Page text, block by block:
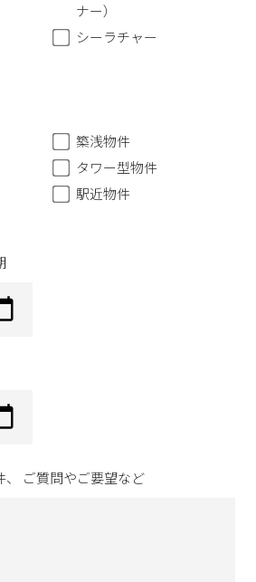
ナー）
シーラチャー
築浅物件
タワー型物件
駅近物件
ご質問やご要望など